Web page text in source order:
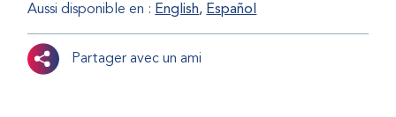
Aussi disponible en : English Español
Partager avec un ami